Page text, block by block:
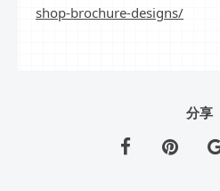
shop-brochure-designs/
分享